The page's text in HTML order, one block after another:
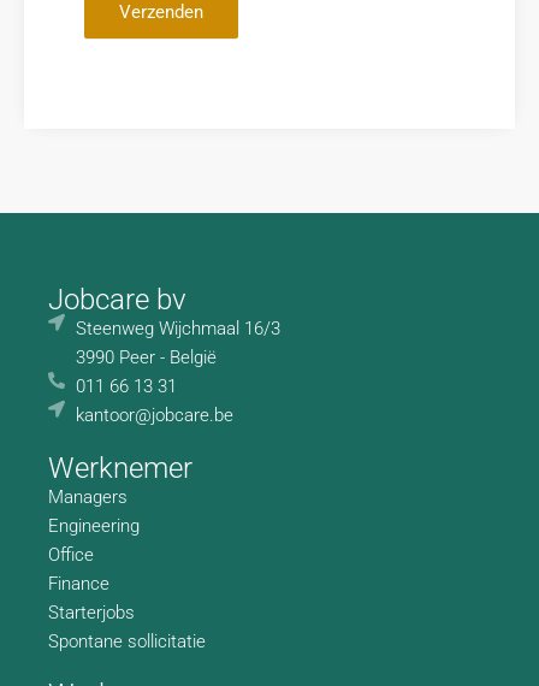
Verzenden
Jobcare bv
Steenweg Wijchmaal 16/3
3990 Peer - België
011 66 13 31
kantoor@jobcare.be
Werknemer
Managers
Engineering
Office
Finance
Starterjobs
Spontane sollicitatie